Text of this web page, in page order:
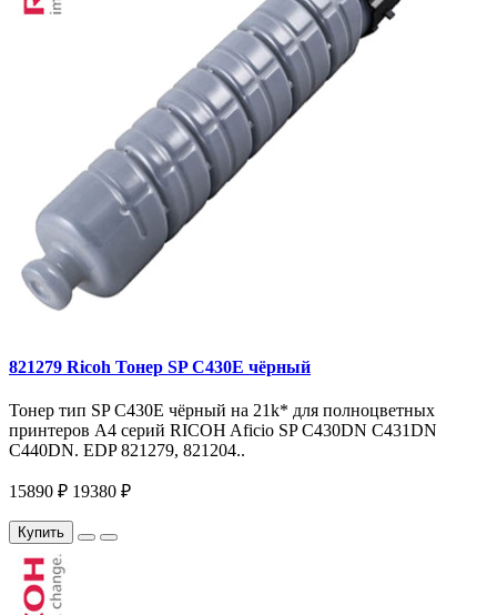
821279 Ricoh Тонер SP C430E чёрный
Тонер тип SP C430E чёрный на 21k* для полноцветных
принтеров A4 серий RICOH Aficio SP C430DN C431DN
C440DN. EDP 821279, 821204..
15890 ₽ 19380 ₽
Купить